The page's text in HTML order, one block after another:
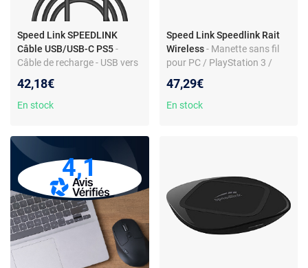
Speed Link SPEEDLINK
Câble USB/USB-C PS5-
Câble de recharge - USB vers
Compatible smartphones
42,18€
En stock
Speed Link Speedlink Rait
Wireless - Manette sans fil
pour PC / PlayStation 3 /
47,29€
En stock
4,1